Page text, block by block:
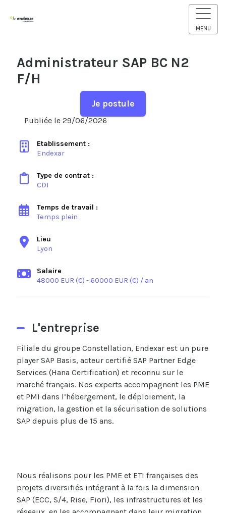
MENU
Administrateur SAP BC N2
F/H
Je postule
Publiée le 29/06/2026
Etablissement :
Endexar
Type de contrat :
CDI
Temps de travail :
Temps plein
Lieu
Lyon
Salaire
48000 EUR (€) - 60000 EUR (€) / an
L'entreprise
Filiale du groupe Constellation, Endexarest un pure
playerSAP Basis, acteur certifié SAP Partner Edge
Services (Hana Certification) et reconnu sur le
marché français. Nos experts accompagnent les PME
et PMI dans l’hébergement, le déploiement, la
migration, la gestion et la sécurisation de solutions
SAP depuis plus de 15 ans.
Nous réalisons pour les PME et ETI françaises des
projets diversifiés intégrant à la fois la dimension
SAP (ECC, S/4, Rise, Fiori), les infrastructures et les